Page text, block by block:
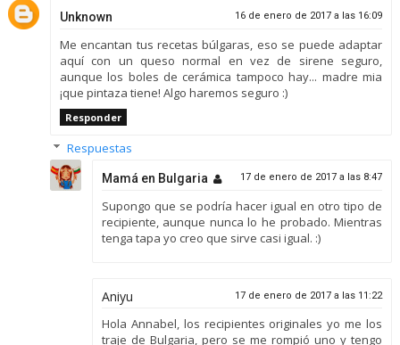
Unknown 16 de enero de 2017 a las 16:09
Me encantan tus recetas búlgaras, eso se puede adaptar
aquí con un queso normal en vez de sirene seguro,
aunque los boles de cerámica tampoco hay... madre mia
¡que pintaza tiene! Algo haremos seguro :)
Responder
Respuestas
Mamá en Bulgaria 17 de enero de 2017 a las 8:47
Supongo que se podría hacer igual en otro tipo de
recipiente, aunque nunca lo he probado. Mientras
tenga tapa yo creo que sirve casi igual. :)
Aniyu 17 de enero de 2017 a las 11:22
Hola Annabel, los recipientes originales yo me los
traje de Bulgaria, pero se me rompió uno y tengo